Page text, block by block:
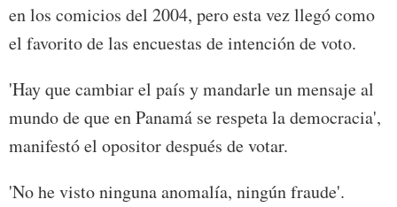
en los comicios del 2004, pero esta vez llegó como
el favorito de las encuestas de intención de voto.
'Hay que cambiar el país y mandarle un mensaje al
mundo de que en Panamá se respeta la democracia',
manifestó el opositor después de votar.
'No he visto ninguna anomalía, ningún fraude'.